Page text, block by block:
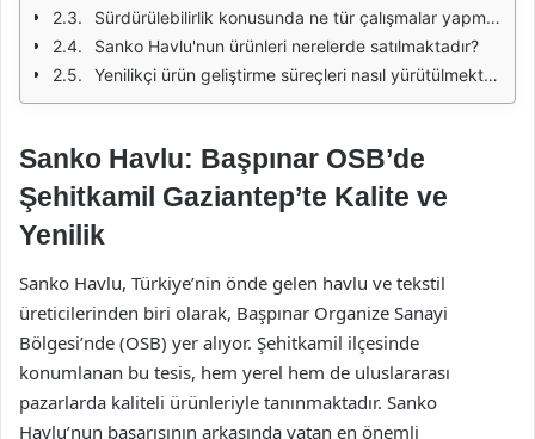
Sürdürülebilirlik konusunda ne tür çalışmalar yapmaktadır?
Sanko Havlu'nun ürünleri nerelerde satılmaktadır?
Yenilikçi ürün geliştirme süreçleri nasıl yürütülmektedir?
Sanko Havlu: Başpınar OSB’de
Şehitkamil Gaziantep’te Kalite ve
Yenilik
Sanko Havlu, Türkiye’nin önde gelen havlu ve tekstil
üreticilerinden biri olarak, Başpınar Organize Sanayi
Bölgesi’nde (OSB) yer alıyor. Şehitkamil ilçesinde
konumlanan bu tesis, hem yerel hem de uluslararası
pazarlarda kaliteli ürünleriyle tanınmaktadır. Sanko
Havlu’nun başarısının arkasında yatan en önemli